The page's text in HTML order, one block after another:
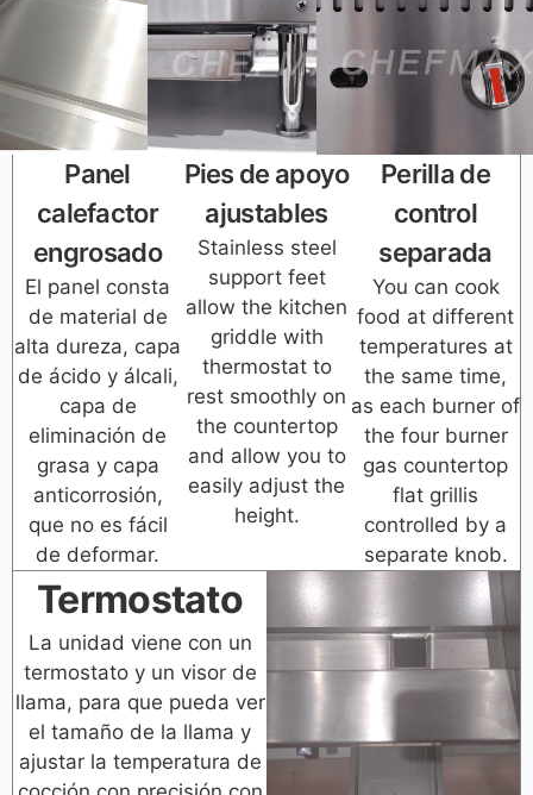
Panel
calefactor
engrosado
El panel consta
de material de
alta dureza, capa
de ácido y álcali,
capa de
eliminación de
grasa y capa
anticorrosión,
que no es fácil
de deformar.
Pies de apoyo
ajustables
Stainless steel
support feet
allow the kitchen
griddle with
thermostat to
rest smoothly on
the countertop
and allow you to
easily adjust the
height.
Perilla de
control
separada
You can cook
food at different
temperatures at
the same time,
as each burner of
the four burner
gas countertop
flat grillis
controlled by a
separate knob.
Termostato
La unidad viene con un
termostato y un visor de
llama, para que pueda ver
el tamaño de la llama y
ajustar la temperatura de